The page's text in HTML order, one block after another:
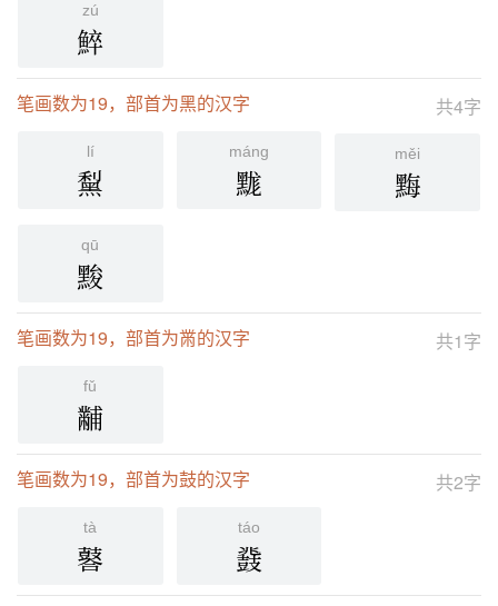
zú
䱣
共4字
笔画数为19，部首为黑的汉字
lí
䵩
máng
䵨
měi
黣
qū
黢
共1字
笔画数为19，部首为黹的汉字
fǔ
黼
共2字
笔画数为19，部首为鼓的汉字
tà
䶀
táo
鼗